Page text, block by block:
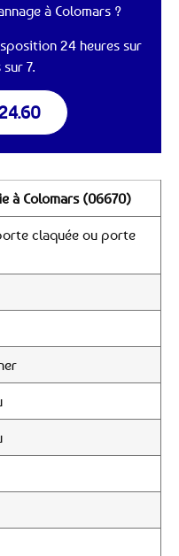
à Colomars ?
24 heures sur
7.
à Colomars (06670)
claquée ou porte